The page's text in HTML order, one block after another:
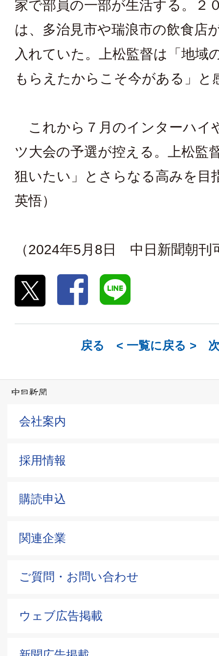
家で部員の一部が生活する。２
は、多治見市や瑞浪市の飲食店
入れていた。上松監督は「地域
もらえたからこそ今がある」と
これから７月のインターハイ
ツ大会の予選が控える。上松監
狙いたい」とさらなる高みを目
英悟）
（2024年5月8日 中日新聞朝刊
戻る < 一覧に戻る >
会社案内
採用情報
購読申込
関連企業
ご質問・お問い合わせ
ウェブ広告掲載